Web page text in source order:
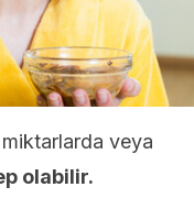
veya
olabilir.